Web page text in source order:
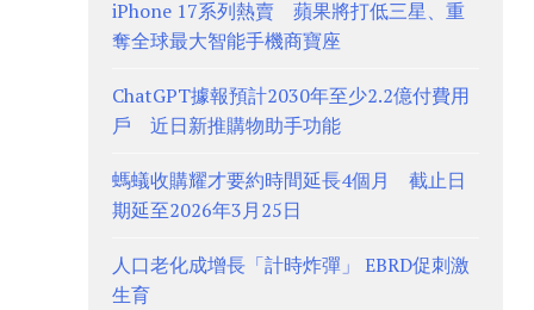
iPhone 17系列熱賣 蘋果將打低三星、重
奪全球最大智能手機商寶座
ChatGPT據報預計2030年至少2.2億付費用
戶 近日新推購物助手功能
螞蟻收購耀才要約時間延長4個月 截止日
期延至2026年3月25日
人口老化成增長「計時炸彈」 EBRD促刺激
生育